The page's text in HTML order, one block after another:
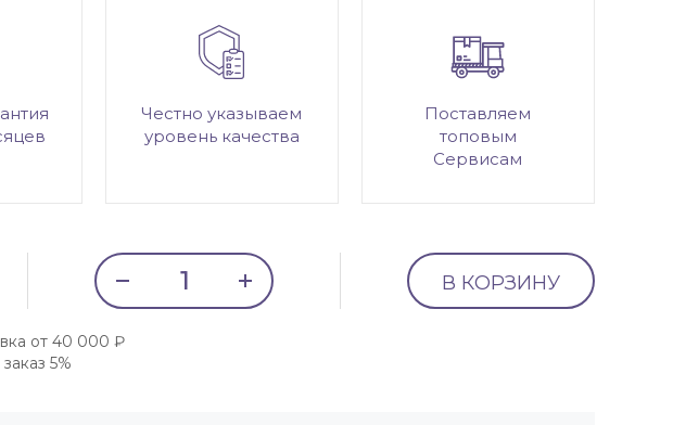
Честно указываем
уровень качества
Поставляем
топовым
Сервисам
В КОРЗИНУ
от 40 000 ₽
5%